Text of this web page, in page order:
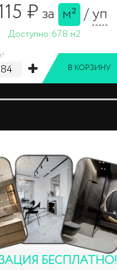
₽за м² /уп
Доступно:67.8 м2
В КОРЗИНУ
БЕСПЛАТНО!